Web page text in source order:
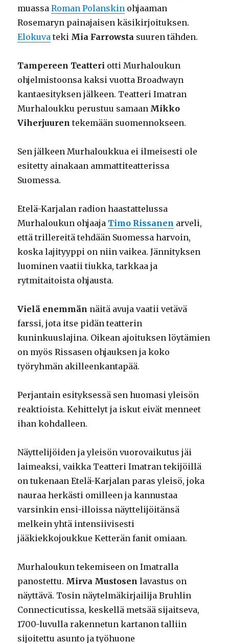
muassaRoman Polanskin ohjaaman
Rosemaryn painajaisen käsikirjoituksen.
Elokuva teki Mia Farrowsta suuren tähden.
Tampereen Teatteri otti Murhaloukun
ohjelmistoonsa kaksi vuotta Broadwayn
kantaesityksen jälkeen. Teatteri Imatran
Murhaloukku perustuu samaan Mikko
Viherjuuren tekemään suomennokseen.
Sen jälkeen Murhaloukkua ei ilmeisesti ole
esitetty ainakaan ammattiteatterissa
Suomessa.
Etelä-Karjalan radion haastattelussa
Murhaloukun ohjaaja Timo Rissanen arveli,
että trillereitä tehdään Suomessa harvoin,
koska lajityyppi on niin vaikea. Jännityksen
luominen vaatii tiukka, tarkkaa ja
rytmitaitoista ohjausta.
Vielä enemmän näitä avuja vaatii vetävä
farssi, jota itse pidän teatterin
kuninkuuslajina. Oikean ajoituksen löytämien
on myös Rissasen ohjauksen ja koko
työryhmän akilleenkantapää.
Perjantain esityksessä sen huomasi yleisön
reaktioista. Kehittelyt ja iskut eivät menneet
ihan kohdalleen.
Näyttelijöiden ja yleisön vuorovaikutus jäi
laimeaksi, vaikka Teatteri Imatran tekijöillä
on tukenaan Etelä-Karjalan paras yleisö, joka
nauraa herkästi omilleen ja kannustaa
varsinkin ensi-illoissa näyttelijöitänsä
melkein yhtä intensiivisesti
jääkiekkojoukkue Ketterän fanit omiaan.
Murhaloukun tekemiseen on Imatralla
panostettu. Mirva Mustosen lavastus on
näyttävä. Tosin näytelmäkirjailija Bruhlin
Connecticutissa, keskellä metsää sijaitseva,
1700-luvulla rakennetun kartanon talliin
sijoitettu asunto ja työhuone